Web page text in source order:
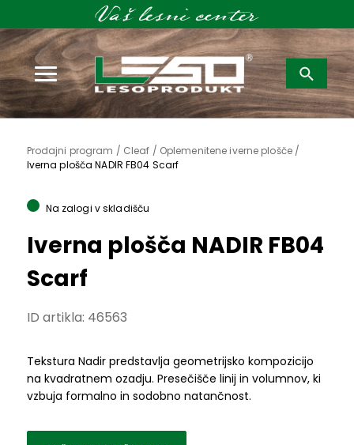
Išči:
Prodajni program / Cleaf / Oplemenitene iverne plošče /
Iverna plošča NADIR FB04 Scarf
Na zalogi v skladišču
Iverna plošča NADIR FB04
Scarf
ID artikla: 46563
Tekstura Nadir predstavlja geometrijsko kompozicijo
na kvadratnem ozadju. Presečišče linij in volumnov, ki
vzbuja formalno in sodobno natančnost.